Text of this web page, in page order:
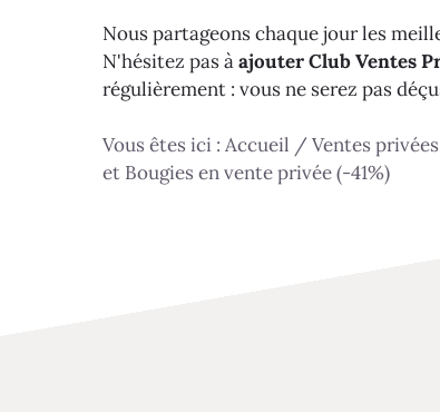
Nous partageons chaque jour les
N'hésitez pas àajouter Club Ventes
régulièrement : vous ne serez pas
Vous êtes ici : Accueil / Ventes
et Bougies en vente privée (-41%)